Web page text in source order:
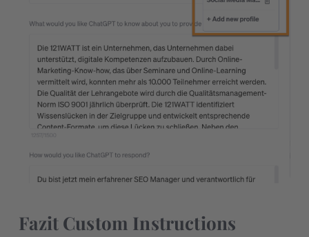
Fazit Custom Instructions